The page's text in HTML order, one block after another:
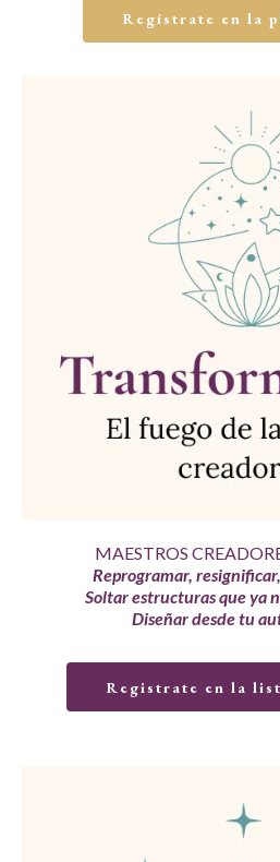
Regístrate en la
MAESTROS
Reprogramar,
Soltar estructuras que ya
Diseñar desde tu
Registrate en la